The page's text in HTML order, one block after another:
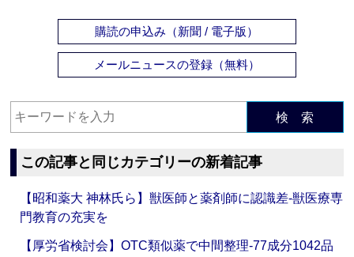
購読の申込み（新聞 / 電子版）
メールニュースの登録（無料）
検 索
この記事と同じカテゴリーの新着記事
【昭和薬大 神林氏ら】獣医師と薬剤師に認識差‐獣医療専
門教育の充実を
【厚労省検討会】OTC類似薬で中間整理‐77成分1042品